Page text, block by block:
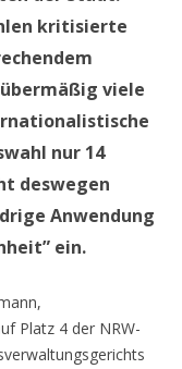
kritisierte
viele
nur 14
deswegen
Anwendung
ein.
Platz 4 der NRW-